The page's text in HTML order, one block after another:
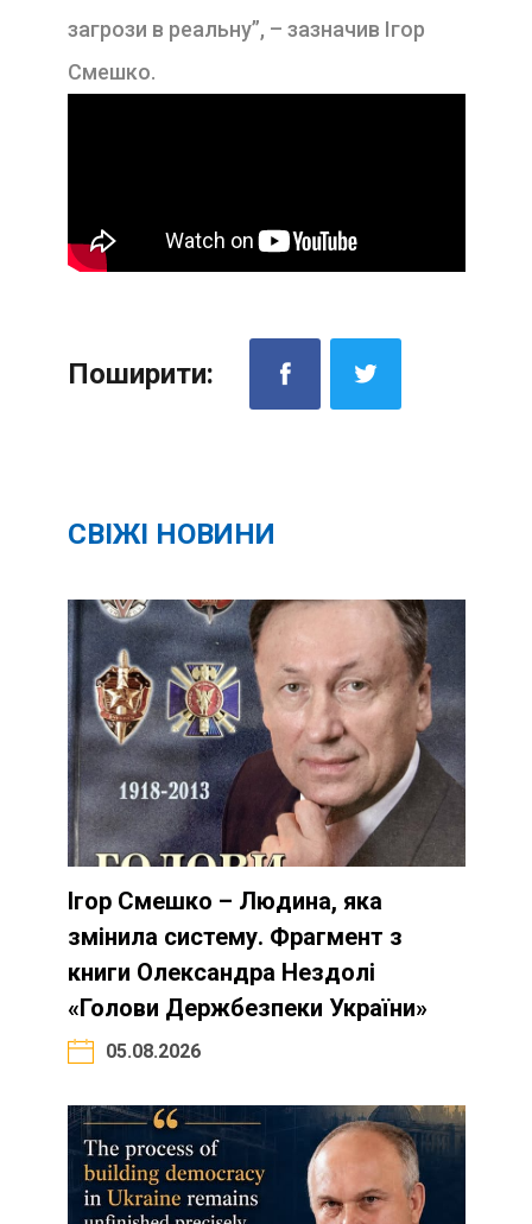
загрози в реальну”, – зазначив Ігор
Смешко.
Поширити:
СВІЖІ НОВИНИ
Ігор Смешко – Людина, яка
змінила систему. Фрагмент з
книги Олександра Нездолі
«Голови Держбезпеки України»
05.08.2026